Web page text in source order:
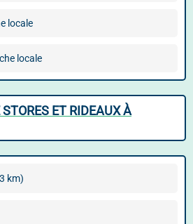
locale
locale
ET RIDEAUX À
km)